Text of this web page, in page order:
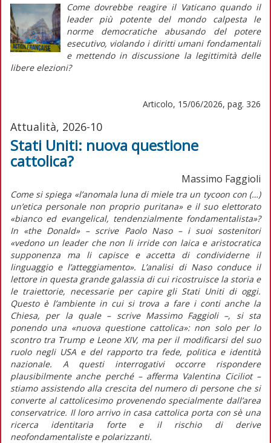
Come dovrebbe reagire il Vaticano quando il
leader più potente del mondo calpesta le
norme democratiche abusando del potere
esecutivo, violando i diritti umani fondamentali
e mettendo in discussione la legittimità delle
libere elezioni?
Articolo, 15/06/2026, pag. 326
Attualità, 2026-10
Stati Uniti: nuova questione
cattolica?
Massimo Faggioli
Come si spiega «l’anomala luna di miele tra un tycoon con (…)
un’etica personale non proprio puritana» e il suo elettorato
«bianco ed evangelical, tendenzialmente fondamentalista»?
In «the Donald»– scrive Paolo Naso – i suoi sostenitori
«vedono un leader che non li irride con laica e aristocratica
supponenza ma li capisce e accetta di condividerne il
linguaggio e l’atteggiamento». L’analisi di Naso conduce il
lettore in questa grande galassia di cui ricostruisce la storia e
le traiettorie, necessarie per capire gli Stati Uniti di oggi.
Questo è l’ambiente in cui si trova a fare i conti anche la
Chiesa, per la quale – scrive Massimo Faggioli –, si sta
ponendo una «nuova questione cattolica»: non solo per lo
scontro tra Trump e Leone XIV, ma per il modificarsi del suo
ruolo negli USA e del rapporto tra fede, politica e identità
nazionale. A questi interrogativi occorre rispondere
plausibilmente anche perché – afferma Valentina Ciciliot –
stiamo assistendo alla crescita del numero di persone che si
converte al cattolicesimo provenendo specialmente dall’area
conservatrice. Il loro arrivo in casa cattolica porta con sè una
ricerca identitaria forte e il rischio di derive
neofondamentaliste e polarizzanti.